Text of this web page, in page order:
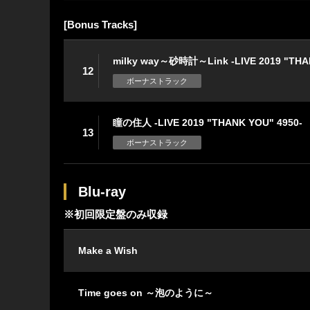
[Bonus Tracks]
12
milky way～砂時計～Link -LIVE 2019
ボーナストラック
13
瞳の住人 -LIVE 2019 "THANK YOU" 4950-
ボーナストラック
Blu-ray
※初回限定盤のみ収録
Make a Wish
Time goes on ～泡のように～